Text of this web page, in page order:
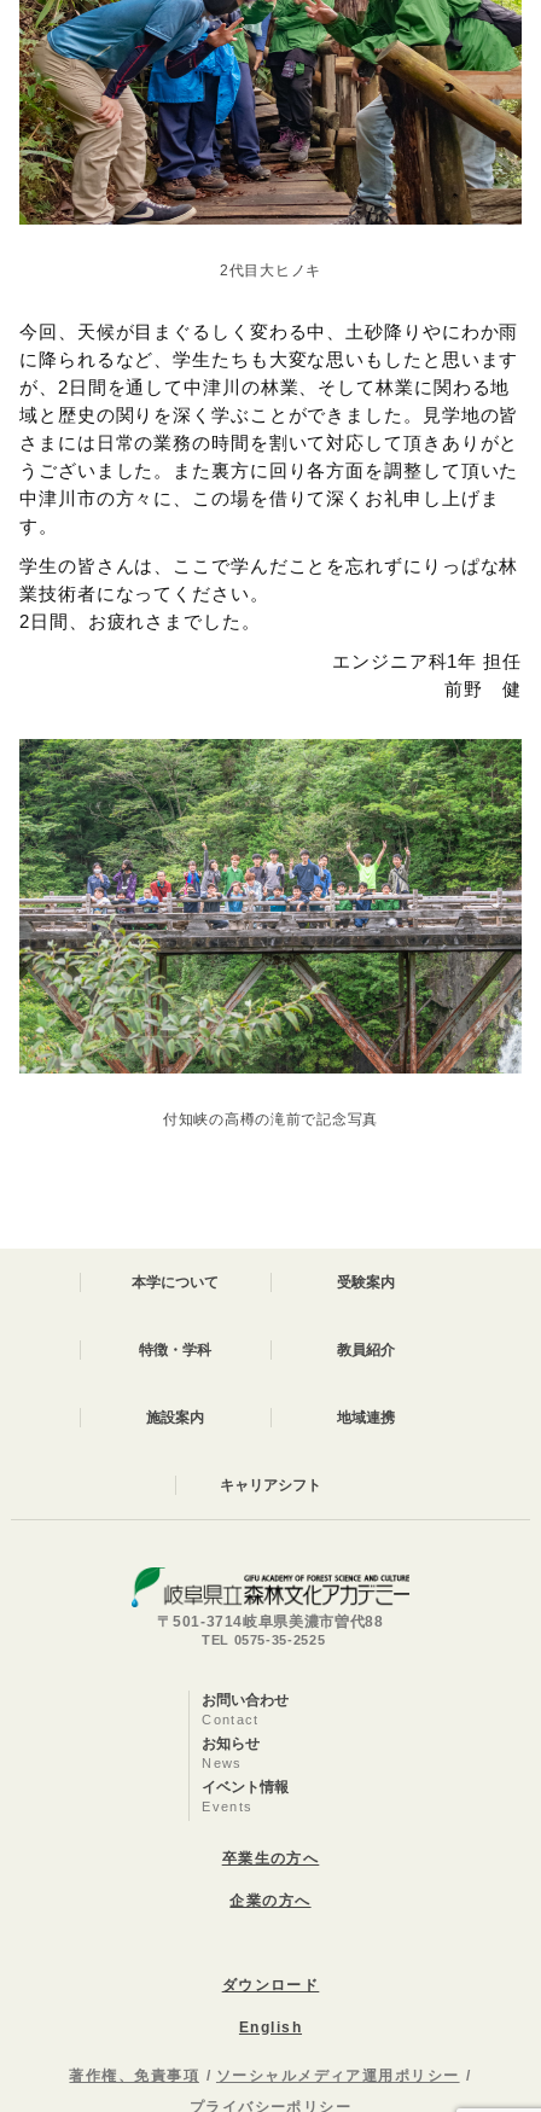
2代目大ヒノキ
今回、天候が目まぐるしく変わる中、土砂降りやにわか雨
に降られるなど、学生たちも大変な思いもしたと思います
が、2日間を通して中津川の林業、そして林業に関わる地
域と歴史の関りを深く学ぶことができました。見学地の皆
さまには日常の業務の時間を割いて対応して頂きありがと
うございました。また裏方に回り各方面を調整して頂いた
中津川市の方々に、この場を借りて深くお礼申し上げま
す。
学生の皆さんは、ここで学んだことを忘れずにりっぱな林
業技術者になってください。
2日間、お疲れさまでした。
エンジニア科1年 担任
前野 健
付知峡の高樽の滝前で記念写真
本学について 受験案内
特徴・学科 教員紹介
施設案内 地域連携
キャリアシフト
〒501-3714岐阜県美濃市曽代88
TEL 0575-35-2525
お問い合わせ
Contact
お知らせ
News
イベント情報
Events
卒業生の方へ
企業の方へ
ダウンロード
English
著作権、免責事項
ソーシャルメディア運用ポリシー
プライバシーポリシー